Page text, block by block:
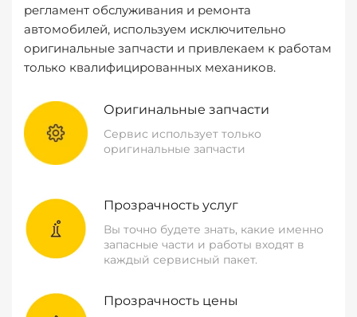
регламент обслуживания и ремонта
автомобилей, используем исключительно
оригинальные запчасти и привлекаем к работам
только квалифицированных механиков.
Оригинальные запчасти
Сервис использует только
оригинальные запчасти
Прозрачность услуг
Вы точно будете знать, какие именно
запасные части и работы входят в
каждый сервисный пакет.
Прозрачность цены